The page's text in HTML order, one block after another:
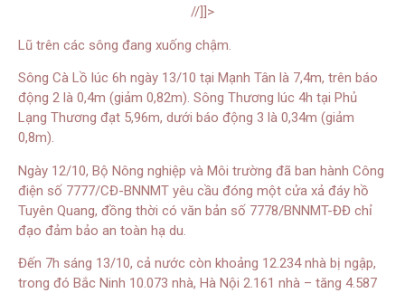
//]]>
Lũ trên các sông đang xuống chậm.
Sông Cà Lồ lúc 6h ngày 13/10 tại Mạnh Tân là 7,4m, trên báo
động 2 là 0,4m (giảm 0,82m). Sông Thương lúc 4h tại Phủ
Lạng Thương đạt 5,96m, dưới báo động 3 là 0,34m (giảm
0,8m).
Ngày 12/10, Bộ Nông nghiệp và Môi trường đã ban hành Công
điện số 7777/CĐ-BNNMT yêu cầu đóng một cửa xả đáy hồ
Tuyên Quang, đồng thời có văn bản số 7778/BNNMT-ĐĐ chỉ
đạo đảm bảo an toàn hạ du.
Đến 7h sáng 13/10, cả nước còn khoảng 12.234 nhà bị ngập,
trong đó Bắc Ninh 10.073 nhà, Hà Nội 2.161 nhà – tăng 4.587